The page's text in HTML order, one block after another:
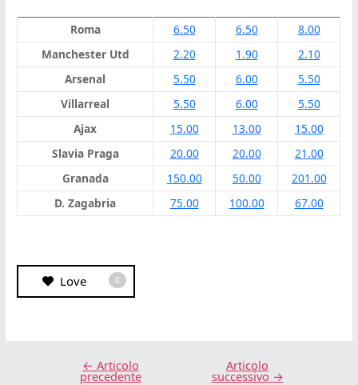
Roma 6.50 6.50
8.00
Manchester Utd
2.20 1.90
2.10
Arsenal
5.50 6.00
5.50
Villarreal
5.50 6.00
5.50
Ajax
15.00 13.00
15.00
Slavia Praga
20.00 20.00
21.00
Granada
150.00 50.00
201.00
D. Zagabria
75.00 100.00 67.00
Love 0
← Articolo
precedente
Articolo
successivo →